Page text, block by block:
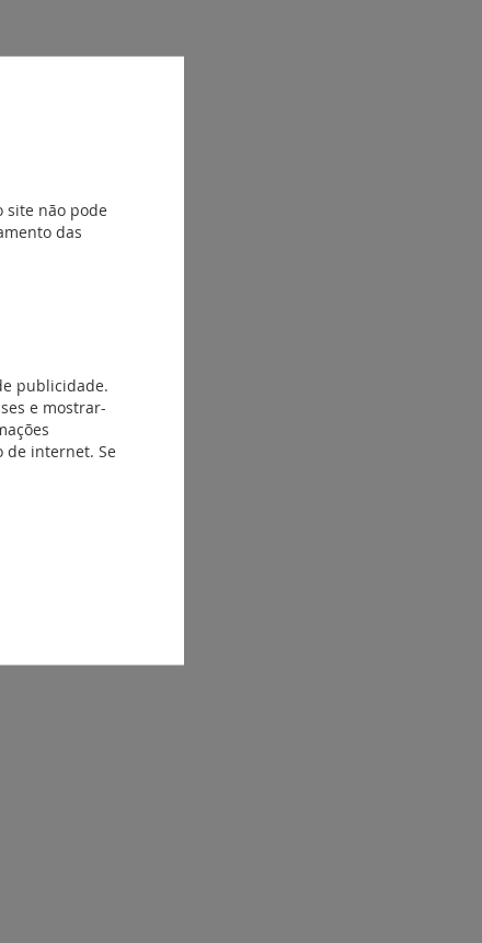
site não pode
das
publicidade.
e mostrar-
de internet. Se